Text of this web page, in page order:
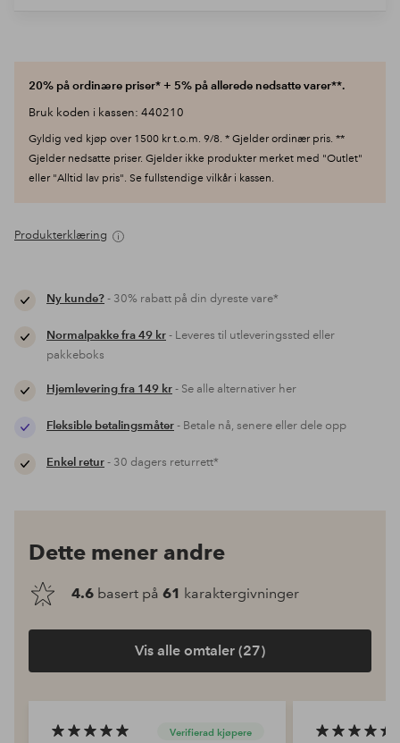
20% på ordinære priser* + 5% på allerede nedsatte varer**.
Bruk koden i kassen: 440210
Gyldig ved kjøp over 1500 kr t.o.m. 9/8. * Gjelder ordinær pris. **
Gjelder nedsatte priser. Gjelder ikke produkter merket med "Outlet"
eller "Alltid lav pris". Se fullstendige vilkår i kassen.
Produkterklæring
Ny kunde?- 30% rabatt på din dyreste vare*
Normalpakke fra 49 kr- Leveres til utleveringssted eller
pakkeboks
Hjemlevering fra 149 kr- Se alle alternativer her
Fleksible betalingsmåter- Betale nå, senere eller dele opp
Enkel retur- 30 dagers returrett*
Dette mener andre
4.6 basert på 61 karaktergivninger
Vis alle omtaler (27)
Verifierad kjøpere